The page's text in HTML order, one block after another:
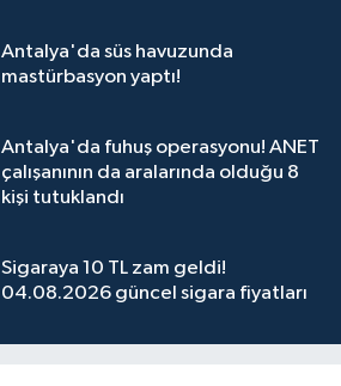
Antalya'da süs havuzunda
mastürbasyon yaptı!
Antalya'da fuhuş operasyonu! ANET
çalışanının da aralarında olduğu 8
kişi tutuklandı
Sigaraya 10 TL zam geldi!
04.08.2026 güncel sigara fiyatları